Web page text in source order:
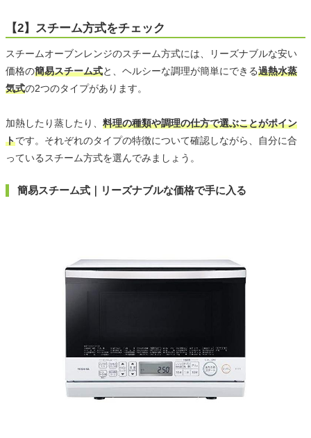
【2】スチーム方式をチェック
スチームオーブンレンジのスチーム方式には、リーズナブルな安い
価格の簡易スチーム式と、ヘルシーな調理が簡単にできる過熱水蒸
気式の2つのタイプがあります。
加熱したり蒸したり、 料理の種類や調理の仕方で選ぶことがポイン
トです。それぞれのタイプの特徴について確認しながら、自分に合
っているスチーム方式を選んでみましょう。
簡易スチーム式｜リーズナブルな価格で手に入る